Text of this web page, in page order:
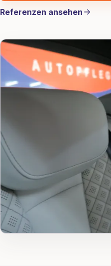
Referenzen ansehen